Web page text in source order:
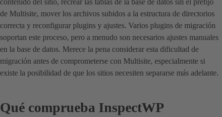
contenido del sitio, recrear las tablas de la base de datos sin el prefijo
de Multisite, mover los archivos subidos a la estructura de directorios
correcta y reconfigurar plugins y ajustes. Varios plugins de migración
soportan este proceso, pero a menudo son necesarios ajustes manuales
en la base de datos. Merece la pena considerar esta dificultad de
migración antes de comprometerse con Multisite, especialmente si
existe la posibilidad de que los sitios necesiten separarse más adelante.
Qué comprueba InspectWP